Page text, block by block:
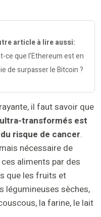
article à lire aussi:
ce que l'Ethereum est en
de surpasser le Bitcoin ?
il faut savoir que
transformés est
risque de cancer.
nécessaire de
aliments par des
que les fruits et
légumineuses sèches,
la farine, le lait